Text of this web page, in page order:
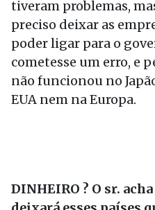
tiveram problemas,
preciso deixar as
poder ligar para o
cometesse um erro, e
não funcionou no
EUA nem na Europa.
DINHEIRO ? O sr.